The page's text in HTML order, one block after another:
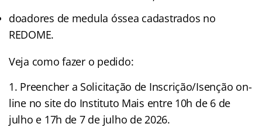
doadores de medula óssea cadastrados no
REDOME.
Veja como fazer o pedido:
Preencher a Solicitação de Inscrição/Isenção on-
line no site do Instituto Mais entre 10h de 6 de
julho e 17h de 7 de julho de 2026.